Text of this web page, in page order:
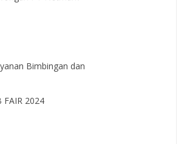
Bimbingan dan
FAIR 2024